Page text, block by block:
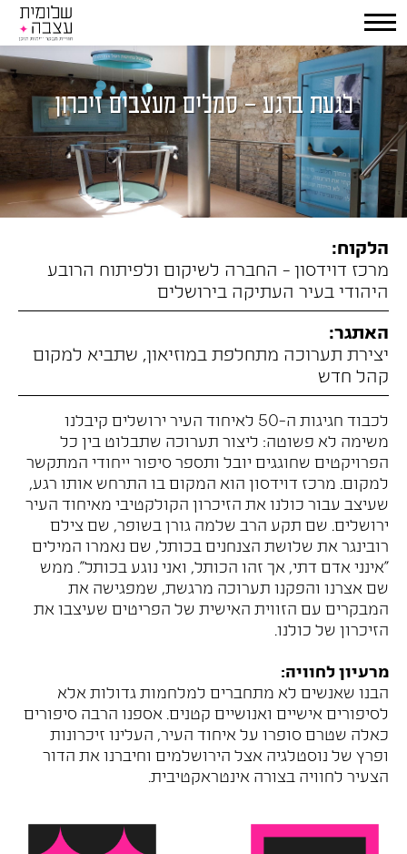
לגעת ברגע – סמלים מעצבים זיכרון
הלקוח:
מרכז דוידסון - החברה לשיקום ולפיתוח הרובע
היהודי בעיר העתיקה בירושלים
האתגר:
יצירת תערוכה מתחלפת במוזיאון, שתביא למקום
קהל חדש
לכבוד חגיגות ה-50 לאיחוד העיר ירושלים קיבלנו
משימה לא פשוטה: ליצור תערוכה שתבלוט בין כל
הפרויקטים שחוגגים יובל ותספר סיפור ייחודי המתקשר
למקום. מרכז דוידסון הוא המקום בו התרחש אותו רגע,
שעיצב עבור כולנו את הזיכרון הקולקטיבי מאיחוד העיר
ירושלים. שם תקע הרב שלמה גורן בשופר, שם צילם
רובינגר את שלושת הצנחנים בכותל, שם נאמרו המילים
"אינני אדם דתי, אך זהו הכותל, ואני נוגע בכותל". ממש
שם אצרנו והפקנו תערוכה מרגשת, שמפגישה את
המבקרים עם הזווית האישית של הפריטים שעיצבו את
הזיכרון של כולנו.
מרעיון לחוויה:
הבנו שאנשים לא מתחברים למלחמות גדולות אלא
לסיפורים אישיים ואנושיים קטנים. אספנו הרבה סיפורים
כאלה שטרם סופרו על איחוד העיר, העלינו זיכרונות
ופרץ של נוסטלגיה אצל הירושלמים וחיברנו את הדור
הצעיר לחוויה בצורה אינטראקטיבית.